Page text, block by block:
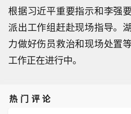
根据习近平重要指示和李强
派出工作组赶赴现场指导。
力做好伤员救治和现场处置
工作正在进行中。
热门评论